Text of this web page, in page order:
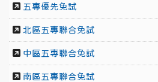
五專優先免試
北區五專聯合免試
中區五專聯合免試
南區五專聯合免試